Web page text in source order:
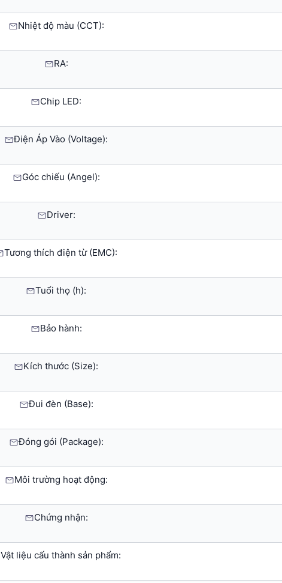
Nhiệt độ màu (CCT):
RA:
Chip LED:
Điện Áp Vào (Voltage):
Góc chiếu (Angel):
Driver:
Tương thích điện từ (EMC):
Tuổi thọ (h):
Bảo hành:
Kích thước (Size):
Đui đèn (Base):
Đóng gói (Package):
Môi trường hoạt động:
Chứng nhận:
Vật liệu cấu thành sản phẩm: